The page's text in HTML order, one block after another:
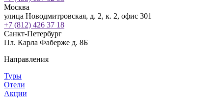
Москва
улица Новодмитровская, д. 2, к. 2, офис 301
+7 (812) 426 37 18
Санкт-Петербург
Пл. Карла Фаберже д. 8Б
Направления
Туры
Отели
Акции